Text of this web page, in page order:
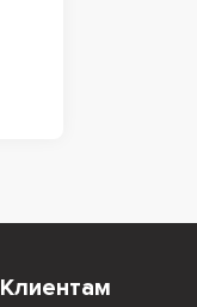
Клиентам